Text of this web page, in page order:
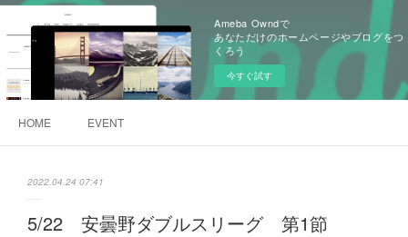
Ameba Owndで
あなただけのホームページやブログをつ
くろう
今すぐ試す
HOME EVENT
2022.04.24 07:41
5/22 安曇野ダブルスリーグ 第1節